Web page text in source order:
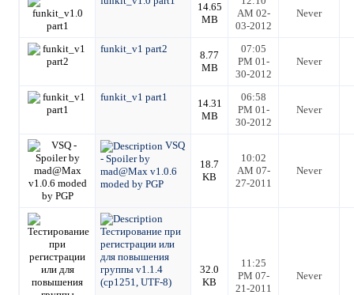
14.65
MB
AM 02-
03-2012
Never
funkit_v1 part2
8.77
MB
07:05
PM 01-
30-2012
Never
funkit_v1 part1
14.31
MB
06:58
PM 01-
30-2012
Never
VSQ
- Spoiler by
mad@Max v1.0.6
moded by PGP
18.7
KB
10:02
AM 07-
27-2011
Never
Тестирование при
регистрации или
для повышения
группы v1.1.4
(cp1251, UTF-8)
32.0
KB
11:25
PM 07-
21-2011
Never